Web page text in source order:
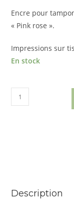
Encre pour
« Pink rose ».
Impressions sur
En stock
Description